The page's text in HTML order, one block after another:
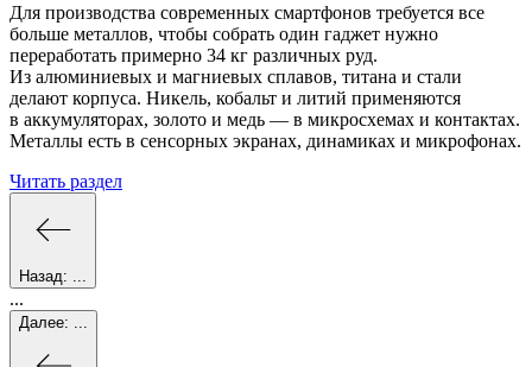
Для производства современных смартфонов требуется все
больше металлов, чтобы собрать один гаджет нужно
переработать примерно 34 кг различных руд.
Из алюминиевых и магниевых сплавов, титана и стали
делают корпуса. Никель, кобальт и литий применяются
в аккумуляторах, золото и медь — в микросхемах и контактах.
Металлы есть в сенсорных экранах, динамиках и микрофонах.
Читать раздел
Назад:
...
Далее: